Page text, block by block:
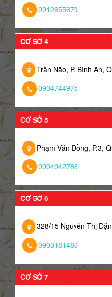
0912655679
CƠ SỞ 4
Trần Não, P. Bình An,
0904744975
CƠ SỞ 5
Phạm Văn Đồng, P.3,
0904942786
CƠ SỞ 6
328/15 Nguyễn Thị
0903181486
CƠ SỞ 7